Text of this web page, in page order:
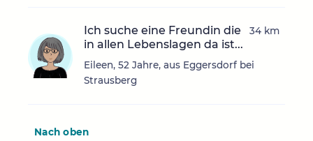
Ich suche eine Freundin die
in allen Lebenslagen da ist...
Eileen, 52 Jahre, aus Eggersdorf bei
Strausberg
34 km
Nach oben